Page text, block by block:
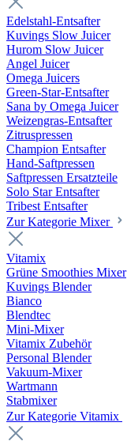
Edelstahl-Entsafter
Kuvings Slow Juicer
Hurom Slow Juicer
Angel Juicer
Omega Juicers
Green-Star-Entsafter
Sana by Omega Juicer
Weizengras-Entsafter
Zitruspressen
Champion Entsafter
Hand-Saftpressen
Saftpressen Ersatzteile
Solo Star Entsafter
Tribest Entsafter
Zur Kategorie Mixer
Vitamix
Grüne Smoothies Mixer
Kuvings Blender
Bianco
Blendtec
Mini-Mixer
Vitamix Zubehör
Personal Blender
Vakuum-Mixer
Wartmann
Stabmixer
Zur Kategorie Vitamix